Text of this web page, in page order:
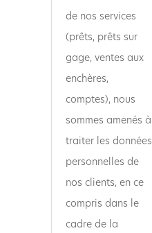
de nos services
(prêts, prêts sur
gage, ventes aux
enchères,
comptes), nous
sommes amenés à
traiter les données
personnelles de
nos clients, en ce
compris dans le
cadre de la